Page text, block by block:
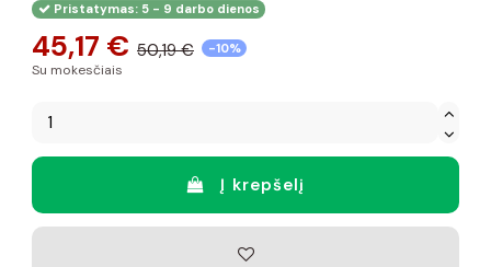
Pristatymas: 5 - 9 darbo dienos
45,17 € 50,19 € -10%
Su mokesčiais
Į krepšelį